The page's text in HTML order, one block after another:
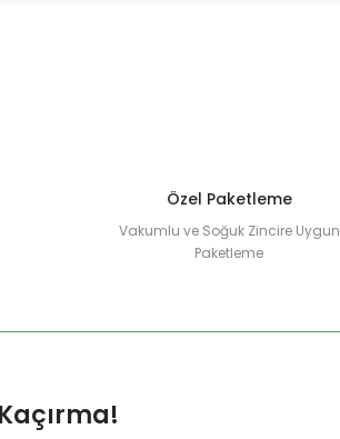
Özel Paketleme
Vakumlu ve Soğuk Zincire Uygun
Paketleme